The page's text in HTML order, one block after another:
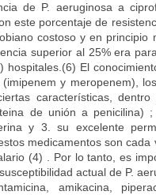
de P. aeruginosa a
este porcentaje de
costoso y en
superior al 25% era
hospitales.(6) El
y meropenem),
características,
de unión a penicilina)
y 3. su excelente
medicamentos son
(4) . Por lo tanto, es
actual de P.
amikacina,